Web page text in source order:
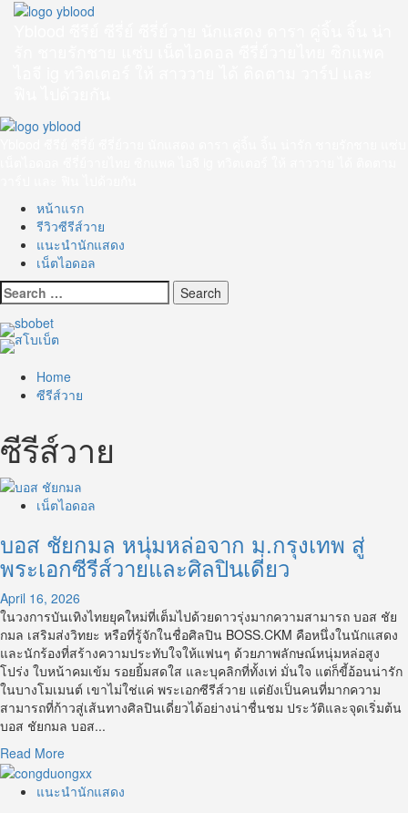
Skip
Primary
หน้าแรก
รีวิวซีรีส์วาย
แนะนำนักแสดง
เน็ตไอดอล
Search
for:
Home
ซีรีส์วาย
ซีรีส์วาย
เน็ตไอดอล
บอส ชัยกมล หนุ่มหล่อจาก ม.กรุงเทพ สู่
พระเอกซีรีส์วายและศิลปินเดี่ยว
April 16, 2026
ในวงการบันเทิงไทยยุคใหม่ที่เต็มไปด้วยดาวรุ่งมากความสามารถ บอส ชัย
กมล เสริมส่งวิทยะ หรือที่รู้จักในชื่อศิลปิน BOSS.CKM คือหนึ่งในนักแสดง
และนักร้องที่สร้างความประทับใจให้แฟนๆ ด้วยภาพลักษณ์หนุ่มหล่อสูง
โปร่ง ใบหน้าคมเข้ม รอยยิ้มสดใส และบุคลิกที่ทั้งเท่ มั่นใจ แต่ก็ขี้อ้อนน่ารัก
ในบางโมเมนต์ เขาไม่ใช่แค่ พระเอกซีรีส์วาย แต่ยังเป็นคนที่มากความ
สามารถที่ก้าวสู่เส้นทางศิลปินเดี่ยวได้อย่างน่าชื่นชม ประวัติและจุดเริ่มต้น
บอส ชัยกมล บอส...
Read MoreRead
more
about
แนะนำนักแสดง